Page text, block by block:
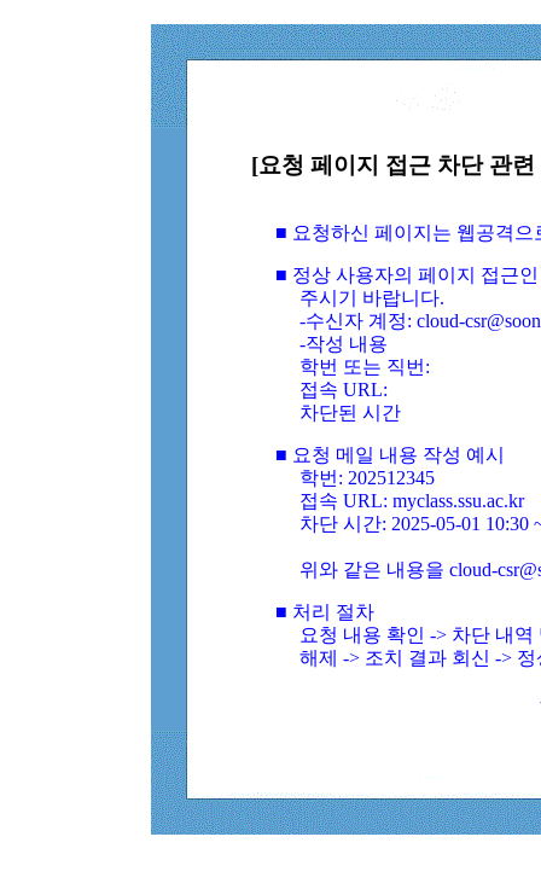
[요청 페이지 접근 차단 관
■ 요청하신 페이지는 웹공격
■ 정상 사용자의 페이지 접근
주시기 바랍니다.
-수신자 계정: cloud-
-작성 내용
학번 또는 직번:
접속 URL:
차단된 시간
■ 요청 메일 내용 작성 예시
학번: 202512345
접속 URL: myclass.ssu.ac.kr
차단 시간: 2025-05-01 10:30
위와 같은 내용을 cloud-
■ 처리 절차
요청 내용 확인 -> 차단 내
해제 -> 조치 결과 회신 ->